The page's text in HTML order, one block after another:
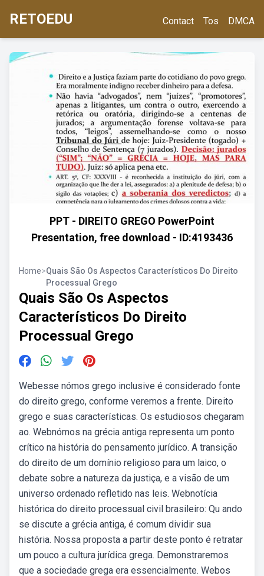
RETOEDU Contact Tos DMCA
PPT - DIREITO GREGO PowerPoint
Presentation, free download - ID:4193436
Home>Quais São Os Aspectos Característicos Do Direito
Processual Grego
Quais São Os Aspectos
Característicos Do Direito
Processual Grego
Webesse nómos grego inclusive é considerado fonte
do direito grego, conforme veremos a frente. Direito
grego e suas características. Os estudiosos chegaram
ao. Webnómos na grécia antiga representa um ponto
crítico na história do pensamento jurídico. A transição
do direito de um domínio religioso para um laico, o
debate sobre a natureza da justiça, e a visão de um
universo ordenado refletido nas leis. Webnotícia
histórica do direito processual civil brasileiro: Qu ando
se discute a grécia antiga, é comum dividir sua
história. Nossa proposta a partir deste ponto é retratar
um pouco a cultura jurídica grega. Demonstraremos
que a sociedade grega era essencialmente. Webos